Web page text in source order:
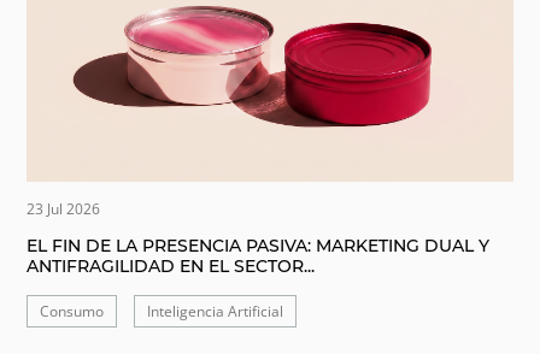
23 Jul 2026
EL FIN DE LA PRESENCIA PASIVA: MARKETING DUAL Y
ANTIFRAGILIDAD EN EL SECTOR...
Consumo Inteligencia Artificial